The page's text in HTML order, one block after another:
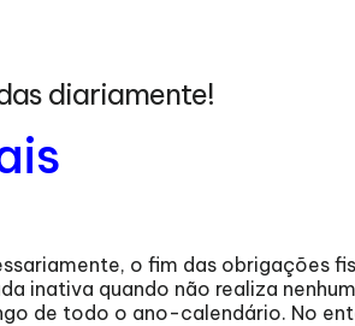
diariamente!
o fim das obrigações
inativa quando não realiza
de todo o ano-calendário. No